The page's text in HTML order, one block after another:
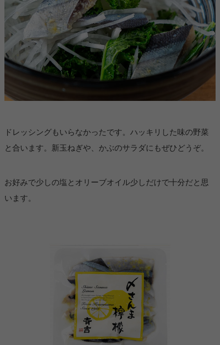
ドレッシングもいらなかったです。ハッキリした味の野菜
と合います。新玉ねぎや、かぶのサラダにもぜひどうぞ。
お好みで少しの塩とオリーブオイル少しだけで十分だと思
います。